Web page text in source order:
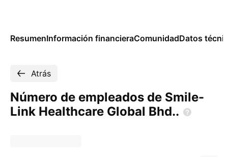
ResumenInformación financieraComunidadDatos
Atrás
Número de empleados de Smile-
Link Healthcare Global Bhd..